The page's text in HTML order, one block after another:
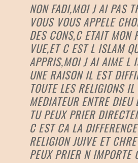
NON FADI,MOI J AI PAS
VOUS VOUS APPELE
DES CONS,C ETAIT MON
VUE,ET C EST L ISLAM
APPRIS,MOI J AI AIME L
UNE RAISON IL EST
TOUTE LES RELIGIONS
MEDIATEUR ENTRE DIEU
TU PEUX PRIER
C EST CA LA
RELIGION JUIVE ET
PEUX PRIER N IMPORTE